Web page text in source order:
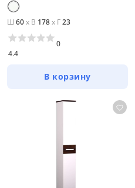
Ш 60x В 178x Г23
4.4
0
В корзину